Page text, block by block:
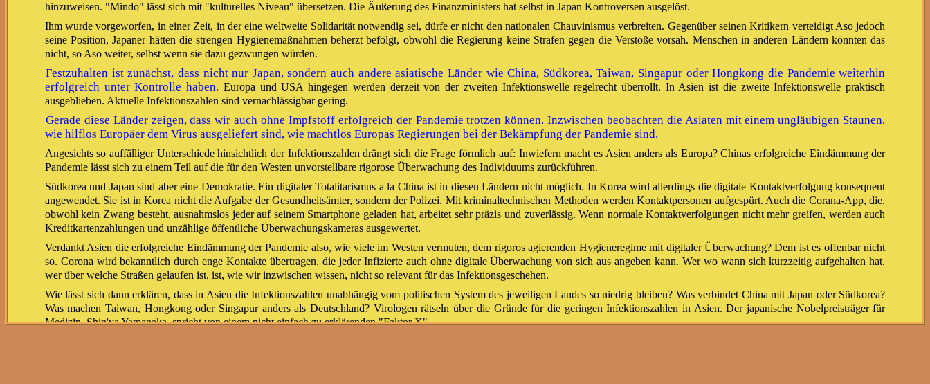
hinzuweisen. "Mindo" lässt sich mit "kulturelles Niveau" übersetzen. Die Äußerung des Finanzministers hat selbst in Japan Kontroversen ausgelöst.
Ihm wurde vorgeworfen, in einer Zeit, in der eine weltweite Solidarität notwendig sei, dürfe er nicht den nationalen Chauvinismus verbreiten. Gegenüber seinen Kritikern verteidigt Aso jedoch
seine Position, Japaner hätten die strengen Hygienemaßnahmen beherzt befolgt, obwohl die Regierung keine Strafen gegen die Verstöße vorsah. Menschen in anderen Ländern könnten das
nicht, so Aso weiter, selbst wenn sie dazu gezwungen würden.
Festzuhalten ist zunächst, dass nicht nur Japan, sondern auch andere asiatische Länder wie China, Südkorea, Taiwan, Singapur oder Hongkong die Pandemie weiterhin
erfolgreich unter Kontrolle haben. Europa und USA hingegen werden derzeit von der zweiten Infektionswelle regelrecht überrollt. In Asien ist die zweite Infektionswelle praktisch
ausgeblieben. Aktuelle Infektionszahlen sind vernachlässigbar gering.
Gerade diese Länder zeigen, dass wir auch ohne Impfstoff erfolgreich der Pandemie trotzen können. Inzwischen beobachten die Asiaten mit einem ungläubigen Staunen,
wie hilflos Europäer dem Virus ausgeliefert sind, wie machtlos Europas Regierungen bei der Bekämpfung der Pandemie sind.
Angesichts so auffälliger Unterschiede hinsichtlich der Infektionszahlen drängt sich die Frage förmlich auf: Inwiefern macht es Asien anders als Europa? Chinas erfolgreiche Eindämmung der
Pandemie lässt sich zu einem Teil auf die für den Westen unvorstellbare rigorose Überwachung des Individuums zurückführen.
Südkorea und Japan sind aber eine Demokratie. Ein digitaler Totalitarismus a la China ist in diesen Ländern nicht möglich. In Korea wird allerdings die digitale Kontaktverfolgung konsequent
angewendet. Sie ist in Korea nicht die Aufgabe der Gesundheitsämter, sondern der Polizei. Mit kriminaltechnischen Methoden werden Kontaktpersonen aufgespürt. Auch die Corana-App, die,
obwohl kein Zwang besteht, ausnahmslos jeder auf seinem Smartphone geladen hat, arbeitet sehr präzis und zuverlässig. Wenn normale Kontaktverfolgungen nicht mehr greifen, werden auch
Kreditkartenzahlungen und unzählige öffentliche Überwachungskameras ausgewertet.
Verdankt Asien die erfolgreiche Eindämmung der Pandemie also, wie viele im Westen vermuten, dem rigoros agierenden Hygieneregime mit digitaler Überwachung? Dem ist es offenbar nicht
so. Corona wird bekanntlich durch enge Kontakte übertragen, die jeder Infizierte auch ohne digitale Überwachung von sich aus angeben kann. Wer wo wann sich kurzzeitig aufgehalten hat,
wer über welche Straßen gelaufen ist, ist, wie wir inzwischen wissen, nicht so relevant für das Infektionsgeschehen.
Wie lässt sich dann erklären, dass in Asien die Infektionszahlen unabhängig vom politischen System des jeweiligen Landes so niedrig bleiben? Was verbindet China mit Japan oder Südkorea?
Was machen Taiwan, Hongkong oder Singapur anders als Deutschland? Virologen rätseln über die Gründe für die geringen Infektionszahlen in Asien. Der japanische Nobelpreisträger für
Medizin, Shin'ya Yamanaka, spricht von einem nicht einfach zu erklärenden "Faktor X".